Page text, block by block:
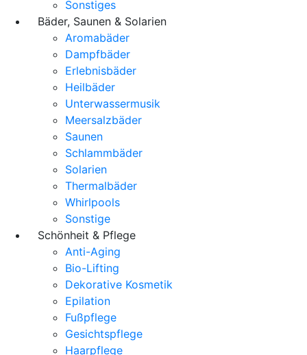
Sonstiges
Bäder, Saunen & Solarien
Aromabäder
Dampfbäder
Erlebnisbäder
Heilbäder
Unterwassermusik
Meersalzbäder
Saunen
Schlammbäder
Solarien
Thermalbäder
Whirlpools
Sonstige
Schönheit & Pflege
Anti-Aging
Bio-Lifting
Dekorative Kosmetik
Epilation
Fußpflege
Gesichtspflege
Haarpflege